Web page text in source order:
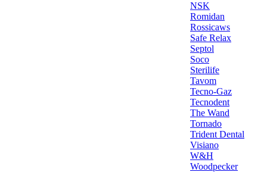
NSK
Romidan
Rossicaws
Safe Relax
Septol
Soco
Sterilife
Tavom
Tecno-Gaz
Tecnodent
The Wand
Tornado
Trident Dental
Visiano
W&H
Woodpecker